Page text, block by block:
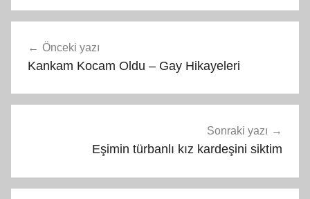
gezinmesi
Önceki yazı
Kankam Kocam Oldu – Gay Hikayeleri
Sonraki yazı
Eşimin türbanlı kız kardeşini siktim